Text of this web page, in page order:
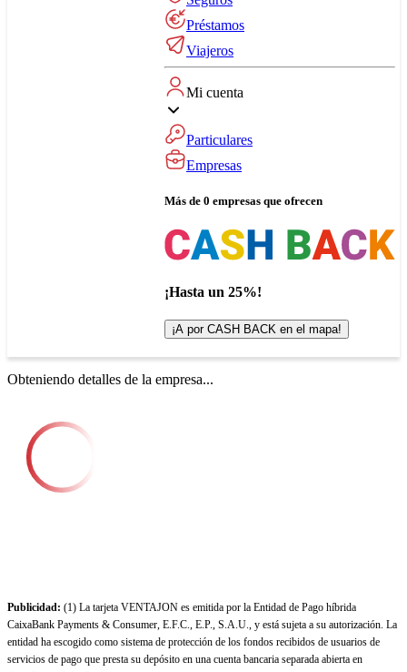
Préstamos
Viajeros
Mi cuenta
Particulares
Empresas
Más de 0 empresas que ofrecen
¡Hasta un 25%!
¡A por CASH BACK en el mapa!
Obteniendo detalles de la empresa...
Publicidad: (1) La tarjeta VENTAJON es emitida por la Entidad de Pago híbrida
CaixaBank Payments & Consumer, E.F.C., E.P., S.A.U., y está sujeta a su autorización. La
entidad ha escogido como sistema de protección de los fondos recibidos de usuarios de
servicios de pago que presta su depósito en una cuenta bancaria separada abierta en